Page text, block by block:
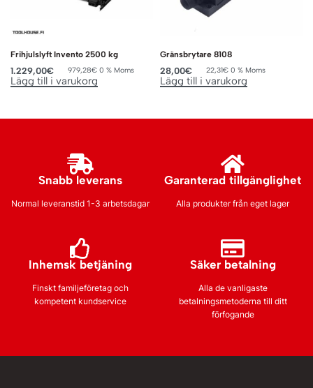
Frihjulslyft Invento 2500 kg
1.229,00€ 979,28€ 0 % Moms
Lägg till i varukorg
Gränsbrytare 8108
28,00€ 22,31€ 0 % Moms
Lägg till i varukorg
Snabb leverans
Normal leveranstid 1-3 arbetsdagar
Garanterad tillgänglighet
Alla produkter från eget lager
Inhemsk betjäning
Finskt familjeföretag och
kompetent kundservice
Säker betalning
Alla de vanligaste
betalningsmetoderna till ditt
förfogande